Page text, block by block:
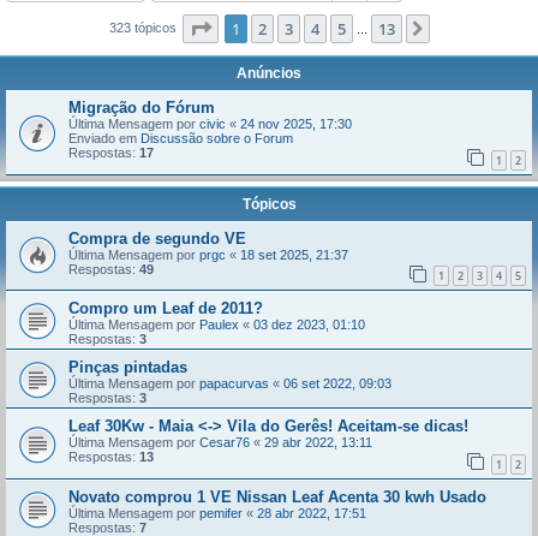
323 tópicos Página de 13
1 2 3 4 5 13
Anúncios
Migração do Fórum
Última Mensagem por civic « 24 nov 2025, 17:30
Enviado em Discussão sobre o Forum
Respostas: 17 1 2
Tópicos
Compra de segundo VE
Última Mensagem por prgc « 18 set 2025, 21:37
Respostas: 49 1 2 3 4 5
Compro um Leaf de 2011?
Última Mensagem por Paulex « 03 dez 2023, 01:10
Respostas: 3
Pinças pintadas
Última Mensagem por papacurvas « 06 set 2022, 09:03
Respostas: 3
Leaf 30Kw - Maia <-> Vila do Gerês! Aceitam-se dicas!
Última Mensagem por Cesar76 « 29 abr 2022, 13:11
Respostas: 13 1 2
Novato comprou 1 VE Nissan Leaf Acenta 30 kwh Usado
Última Mensagem por pemifer « 28 abr 2022, 17:51
Respostas: 7